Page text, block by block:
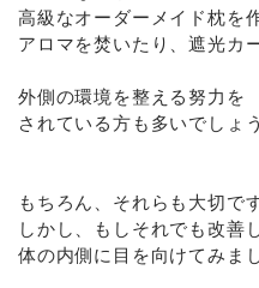
高級なオーダーメイド枕を
アロマを焚いたり、遮光カ
外側の環境を整える努力を
されている方も多いでしょう
もちろん、それらも大切です
しかし、もしそれでも改善
体の内側に目を向けてみま